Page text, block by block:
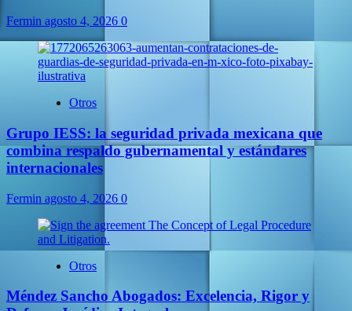
Fermin agosto 4, 2026 0
Otros
Grupo IESS: la seguridad privada mexicana que
combina respaldo gubernamental y estándares
internacionales
Fermin agosto 4, 2026 0
Otros
Méndez Sancho Abogados: Excelencia, Rigor y